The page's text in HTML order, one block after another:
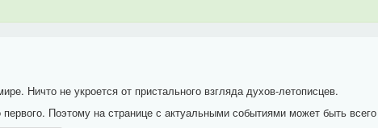
Ничто не укроется от пристального взгляда духов-летописцев.
Поэтому на странице с актуальными событиями может быть